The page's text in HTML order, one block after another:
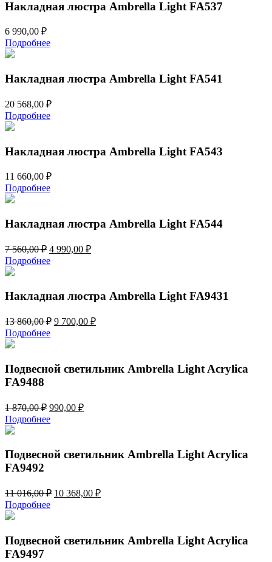
Накладная люстра Ambrella Light FA537
6 990,00 ₽
Подробнее
Накладная люстра Ambrella Light FA541
20 568,00 ₽
Подробнее
Накладная люстра Ambrella Light FA543
11 660,00 ₽
Подробнее
Накладная люстра Ambrella Light FA544
7 560,00₽ Первоначальная
цена
составляла
560,00 ₽.
4 990,00 ₽Текущая
Подробнее
Накладная люстра Ambrella Light FA9431
13 860,00₽ Первоначальная
860,00 ₽.
9 700,00 ₽Текущая
Подробнее
Подвесной светильник Ambrella Light Acrylica
FA9488
1 870,00₽ Первоначальная
цена
составляла
870,00 ₽.
990,00 ₽Текущая
Подробнее
Подвесной светильник Ambrella Light Acrylica
FA9492
11 016,00₽ Первоначальная
016,00 ₽.
10 368,00 ₽Текущая
Подробнее
Подвесной светильник Ambrella Light Acrylica
FA9497